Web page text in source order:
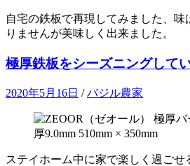
自宅の鉄板で再現してみました、
りませんが美味しく出来ました。
極厚鉄板をシーズニングして
2020年5月16日 /バジル農家
ステイホーム中に家で楽しく過ご